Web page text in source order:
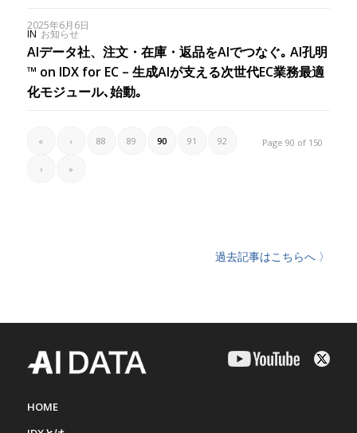
2025年6月6日
IN お知らせ
AIデータ社、注文・在庫・返品をAIでつなぐ｡ AI孔明
™ on IDX for EC – 生成AIが支える次世代EC業務最適
化モジュール､始動｡
Page 90 of 150
« ‹ 88 89 90 91 92
› »
過去記事はこちらへ 〉
HOME